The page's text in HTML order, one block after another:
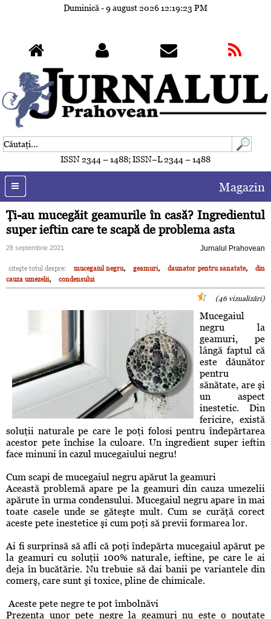
Duminică - 9 august 202612:19:26 PM
ISSN 2344 – 1488; ISSN–L 2344 – 1488
Magazin
Ţi-au mucegăit geamurile în casă? Ingredientul
super ieftin care te scapă de problema asta
28 septembrie 2021 Jurnalul Prahovean
citeşte totul despre: mucegaiul negru, geamuri, daunator pentru sanatate,
din
cauza umezelii, condensului
(46 vizualizări)
Mucegaiul
negru la
geamuri, pe
lângă faptul că
este dăunător
pentru
sănătate, are şi
un aspect
inestetic. Din
fericire, există
soluţii naturale pe care le poţi folosi pentru îndepărtarea
acestor pete închise la culoare. Un ingredient super ieftin
face minuni în cazul mucegaiului negru!
Cum scapi de mucegaiul negru apărut la geamuri
Această problemă apare pe la geamuri din cauza umezelii
apărute în urma condensului. Mucegaiul negru apare în mai
toate casele unde se găteşte mult. Cum se curăţă corect
aceste pete inestetice şi cum poţi să previi formarea lor.
Ai fi surprinsă să afli că poţi îndepărta mucegaiul apărut pe
la geamuri cu soluţii 100% naturale, ieftine, pe care le ai
deja în bucătărie. Nu trebuie să dai banii pe variantele din
comerş, care sunt şi toxice, pline de chimicale.
Aceste pete negre te pot îmbolnăvi
Prezenţa unor pete negre la geamuri nu este o noutate